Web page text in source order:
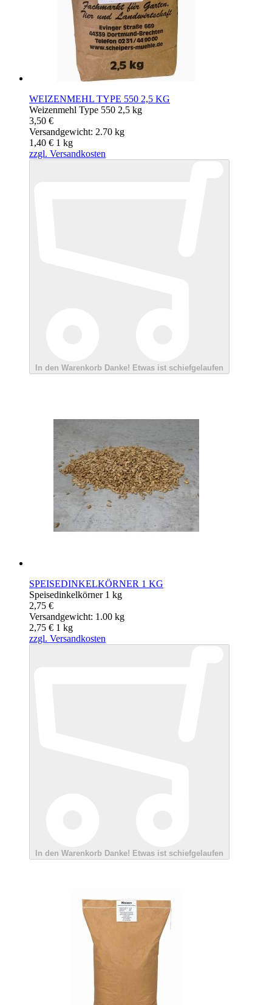
WEIZENMEHL TYPE 550 2,5 KG
Weizenmehl Type 550 2,5 kg
3,50 €
Versandgewicht: 2.70 kg
1,40 € 1 kg
zzgl. Versandkosten
In den Warenkorb Danke! Etwas ist schiefgelaufen
SPEISEDINKELKÖRNER 1 KG
Speisedinkelkörner 1 kg
2,75 €
Versandgewicht: 1.00 kg
2,75 € 1 kg
zzgl. Versandkosten
In den Warenkorb Danke! Etwas ist schiefgelaufen